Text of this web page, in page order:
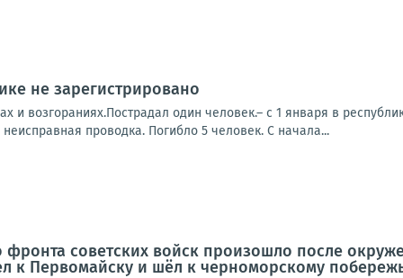
не зарегистрировано
и возгораниях.Пострадал один человек.– с 1 января в
проводка. Погибло 5 человек. С начала...
советских войск произошло после
к Первомайску и шёл к черноморскому